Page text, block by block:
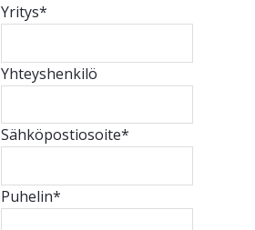
Yritys*
Yhteyshenkilö
Sähköpostiosoite*
Puhelin*